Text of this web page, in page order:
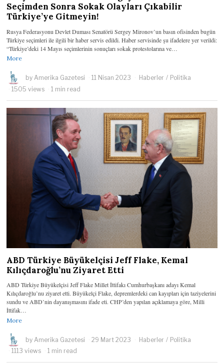
Seçimden Sonra Sokak Olayları Çıkabilir
Türkiye’ye Gitmeyin!
Rusya Federasyonu Devlet Duması Senatörü Sergey Mironov’un basın ofisinden bugün
Türkiye seçimleri ile ilgili bir haber servis edildi. Haber servisinde şu ifadelere yer verildi:
“Türkiye’deki 14 Mayıs seçimlerinin sonuçları sokak protestolarına ve…
More
byAmerika Gazetesi 11 Nisan 2023 Haberler / Politika
1505 views
1 min read
ABD Türkiye Büyükelçisi Jeff Flake, Kemal
Kılıçdaroğlu’nu Ziyaret Etti
ABD Türkiye Büyükelçisi Jeff Flake Millet İttifakı Cumhurbaşkanı adayı Kemal
Kılıçdaroğlu’nu ziyaret etti. Büyükelçi Flake, depremlerdeki can kayıpları için taziyelerini
sundu ve ABD’nin dayanışmasını ifade eti. CHP’den yapılan açıklamaya göre, Milli
İttifak…
More
by Amerika Gazetesi 29 Mart 2023 Haberler / Politika
1113 views
1 min read